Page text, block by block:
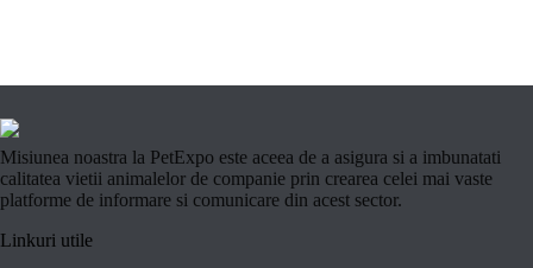
Misiunea noastra la PetExpo este aceea de a asigura si a imbunatati
calitatea vietii animalelor de companie prin crearea celei mai vaste
platforme de informare si comunicare din acest sector.
Linkuri utile